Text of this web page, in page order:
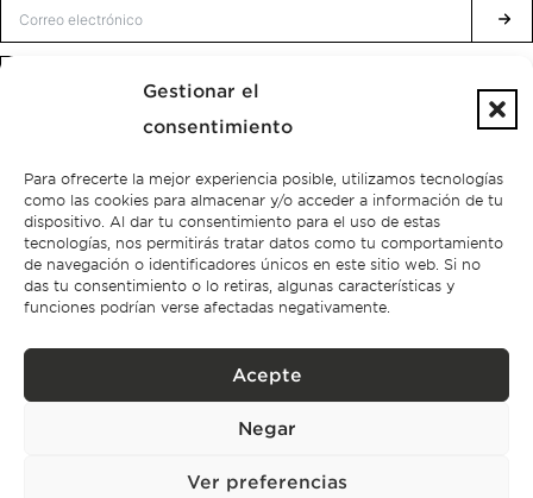
Gestionar el
consentimiento
Para ofrecerte la mejor experiencia posible, utilizamos tecnologías
como las cookies para almacenar y/o acceder a información de tu
dispositivo. Al dar tu consentimiento para el uso de estas
tecnologías, nos permitirás tratar datos como tu comportamiento
de navegación o identificadores únicos en este sitio web. Si no
das tu consentimiento o lo retiras, algunas características y
funciones podrían verse afectadas negativamente.
Acepte
Negar
Ver preferencias
Política de privacidad
BPPS – Portugal Property Services – Mediação Imobiliária, Lda Licencia n.º
BONTE FILIPIDIS — TODOS LOS DERECHOS RESERVADOS